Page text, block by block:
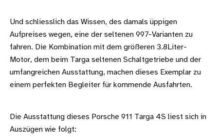
Und schliesslich das Wissen, des damals üppigen
Aufpreises wegen, eine der seltenen 997-Varianten zu
fahren. Die Kombination mit dem größeren 3.8Liter-
Motor, dem beim Targa seltenen Schaltgetriebe und der
umfangreichen Ausstattung, machen dieses Exemplar zu
einem perfekten Begleiter für kommende Ausfahrten.
Die Ausstattung dieses Porsche 911 Targa 4S liest sich in
Auszügen wie folgt: